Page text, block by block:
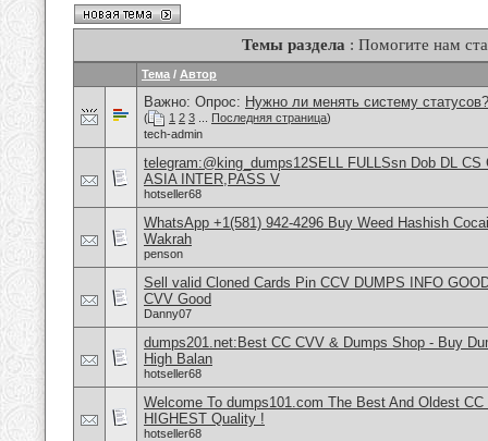
Темы раздела : Помогите нам
Тема / Автор
Важно: Опрос: Нужно ли менять систему статусов?
( 1 2 3 Последняя страница)
tech-admin
telegram:@king_dumps12SELL FULLSsn Dob DL
ASIA INTER,PASS V
hotseller68
WhatsApp +1(581) 942-4296 Buy Weed Hashish
Wakrah
penson
Sell valid Cloned Cards Pin CCV DUMPS INFO
CVV Good
Danny07
dumps201.net:Best CC CVV & Dumps Shop - Buy
High Balan
hotseller68
Welcome To dumps101.com The Best And Oldest
HIGHEST Quality !
hotseller68